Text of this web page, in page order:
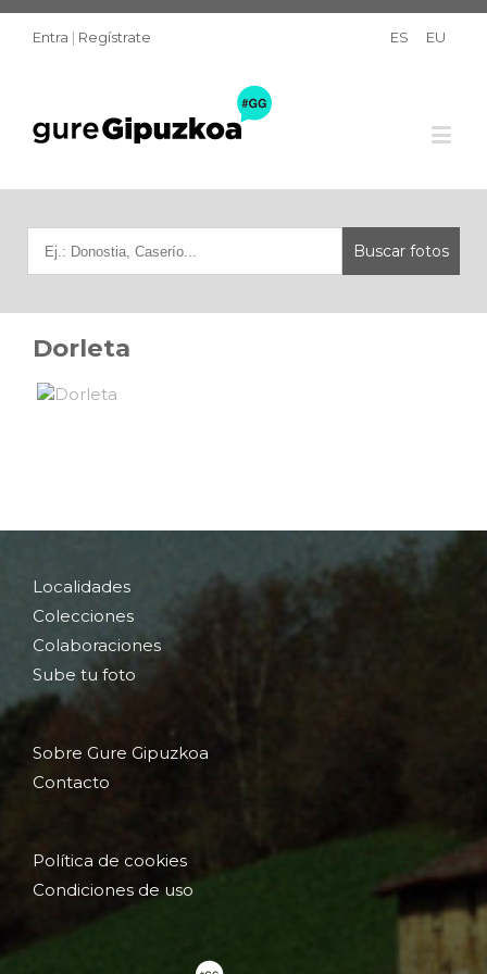
Entra | Regístrate ES EU
Dorleta
Localidades
Colecciones
Colaboraciones
Sube tu foto
Sobre Gure Gipuzkoa
Contacto
Política de cookies
Condiciones de uso